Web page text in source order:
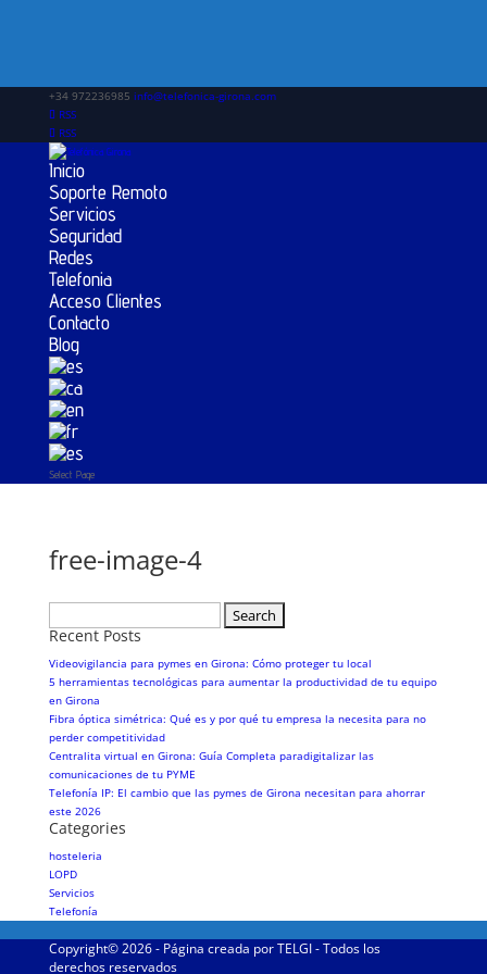
+34 972236985 info@telefonica-girona.com
RSS
RSS
Inicio
Soporte Remoto
Servicios
Seguridad
Redes
Telefonia
Acceso Clientes
Contacto
Blog
Select Page
free-image-4
for:
Recent Posts
Videovigilancia para pymes en Girona: Cómo proteger tu local
5 herramientas tecnológicas para aumentar la productividad de tu equipo
en Girona
Fibra óptica simétrica: Qué es y por qué tu empresa la necesita para no
perder competitividad
Centralita virtual en Girona: Guía Completa paradigitalizar las
comunicaciones de tu PYME
Telefonía IP: El cambio que las pymes de Girona necesitan para ahorrar
este 2026
Categories
hosteleria
LOPD
Servicios
Telefonía
Copyright© 2026 - Página creada por TELGI - Todos los
derechos reservados